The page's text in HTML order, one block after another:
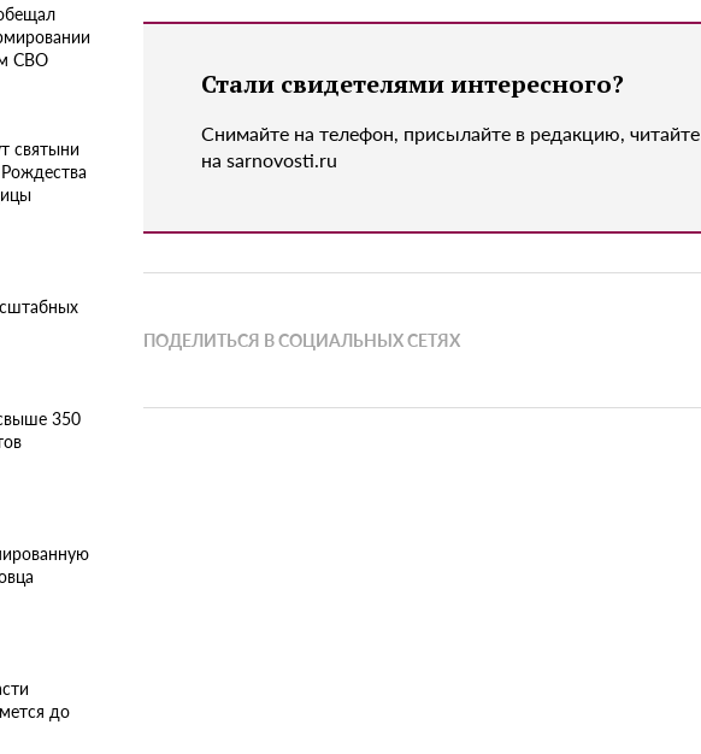
СВО
святыни
350
до
Стали свидетелями интересного?
Снимайте на телефон, присылайте в редакцию, читайте
на sarnovosti.ru
ПОДЕЛИТЬСЯ В СОЦИАЛЬНЫХ СЕТЯХ